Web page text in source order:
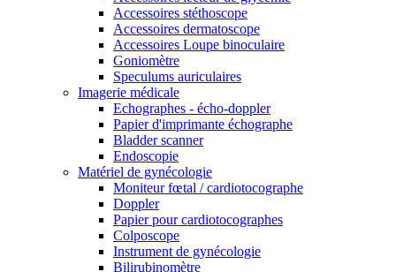
Accessoires stéthoscope
Accessoires dermatoscope
Accessoires Loupe binoculaire
Goniomètre
Speculums auriculaires
Imagerie médicale
Echographes - écho-doppler
Papier d'imprimante échographe
Bladder scanner
Endoscopie
Matériel de gynécologie
Moniteur fœtal / cardiotocographe
Doppler
Papier pour cardiotocographes
Colposcope
Instrument de gynécologie
Bilirubinomètre